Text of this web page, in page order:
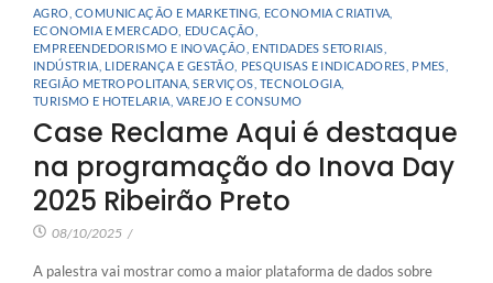
AGRO COMUNICAÇÃO E MARKETING ECONOMIA CRIATIVA
ECONOMIA E MERCADO EDUCAÇÃO
EMPREENDEDORISMO E INOVAÇÃO ENTIDADES SETORIAIS
INDÚSTRIA LIDERANÇA E GESTÃO PESQUISAS E INDICADORES PMES
REGIÃO METROPOLITANA SERVIÇOS TECNOLOGIA
TURISMO E HOTELARIA VAREJO E CONSUMO
Case Reclame Aqui é destaque
na programação do Inova Day
2025 Ribeirão Preto
08/10/2025 /
A palestra vai mostrar como a maior plataforma de dados sobre